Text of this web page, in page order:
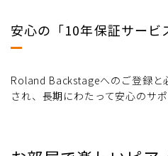
安心の「10年保証サービ
Roland Backstageへのご登録と
され、長期にわたって安心のサ